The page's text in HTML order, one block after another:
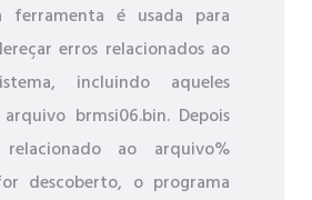
ferramenta é usada para
erros relacionados ao
incluindo aqueles
brmsi06.bin. Depois
ao arquivo%
descoberto, o programa